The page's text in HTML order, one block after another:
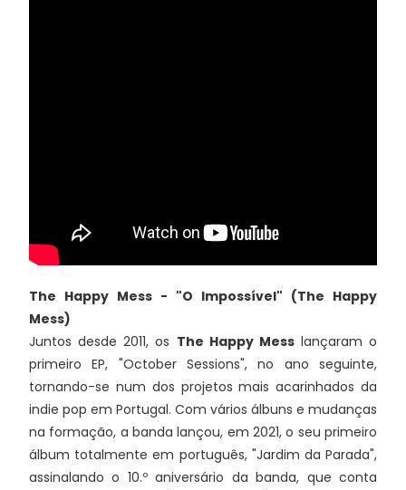
The Happy Mess - "O Impossível" (The Happy
Mess)
Juntos desde 2011, os The Happy Messlançaram o
primeiro EP, "October Sessions", no ano seguinte,
tornando-se num dos projetos mais acarinhados da
indie pop em Portugal. Com vários álbuns e mudanças
na formação, a banda lançou, em 2021, o seu primeiro
álbum totalmente em português, "Jardim da Parada",
assinalando o 10.º aniversário da banda, que conta